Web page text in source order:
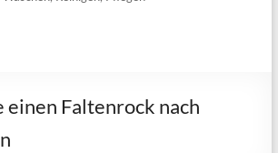
einen Faltenrock nach